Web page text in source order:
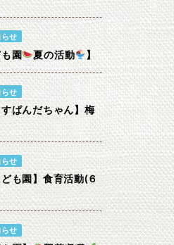
せ
も園 夏の活動 】
せ
ぱんだちゃん】梅
せ
も園】食育活動(６
せ